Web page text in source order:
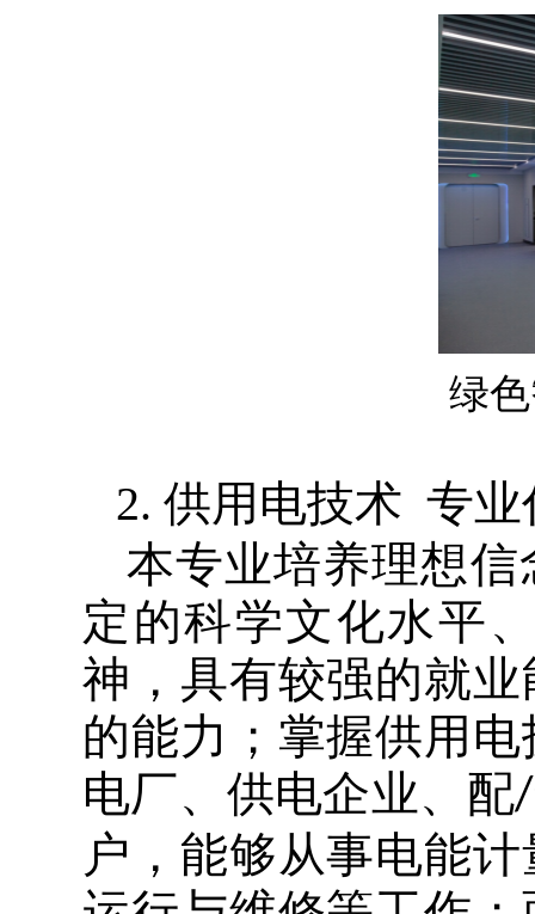
绿
2. 供用电技术 专业
本专业培养理想
定的科学文化水平
神，具有较强的就
的能力；掌握供用
电厂、供电企业、配/
户，能够从事电能